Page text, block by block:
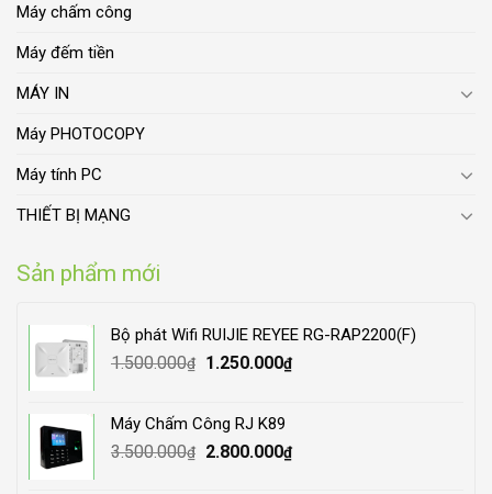
Máy chấm công
Máy đếm tiền
MÁY IN
Máy PHOTOCOPY
Máy tính PC
THIẾT BỊ MẠNG
Sản phẩm mới
Bộ phát Wifi RUIJIE REYEE RG-RAP2200(F)
1.500.000₫
Original
1.500.000₫.
1.250.000₫Current
Máy Chấm Công RJ K89
3.500.000₫
Original
2.800.000₫Current